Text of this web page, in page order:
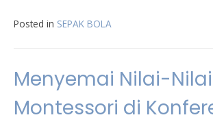
Posted in SEPAK BOLA
Menyemai Nilai-Nilai
Montessori di